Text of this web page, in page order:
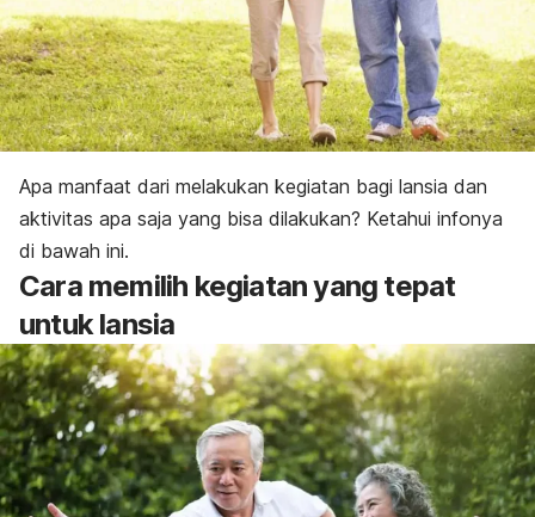
Apa manfaat dari melakukan kegiatan bagi lansia dan
aktivitas apa saja yang bisa dilakukan? Ketahui infonya
di bawah ini.
Cara memilih kegiatan yang tepat
untuk lansia